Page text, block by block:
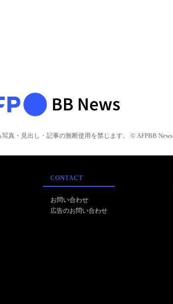
写真・見出し・記事の無断使用を禁じます。 © AFPBB News
CONTACT
お問い合わせ
広告のお問い合わせ